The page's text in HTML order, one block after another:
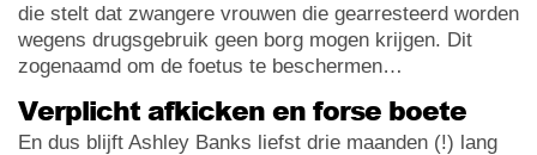
die stelt dat zwangere vrouwen die gearresteerd worden
wegens drugsgebruik geen borg mogen krijgen. Dit
zogenaamd om de foetus te beschermen…
Verplicht afkicken en forse boete
En dus blijft Ashley Banks liefst drie maanden (!) lang